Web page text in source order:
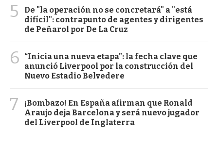
5
De "la operación no se concretará" a "está
difícil": contrapunto de agentes y dirigentes
de Peñarol por De La Cruz
6
“Inicia una nueva etapa”: la fecha clave que
anunció Liverpool por la construcción del
Nuevo Estadio Belvedere
7
¡Bombazo! En España afirman que Ronald
Araujo deja Barcelona y será nuevo jugador
del Liverpool de Inglaterra